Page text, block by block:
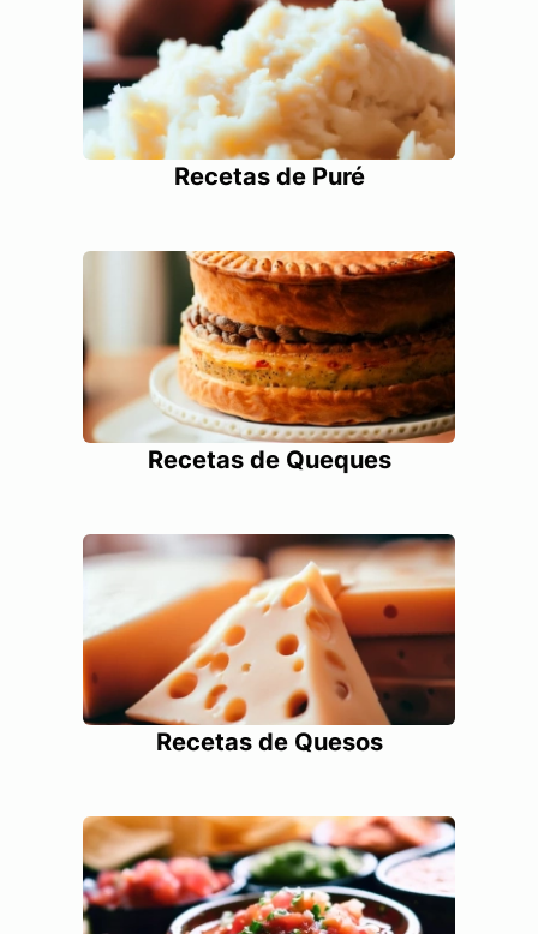
Recetas de Puré
Recetas de Queques
Recetas de Quesos